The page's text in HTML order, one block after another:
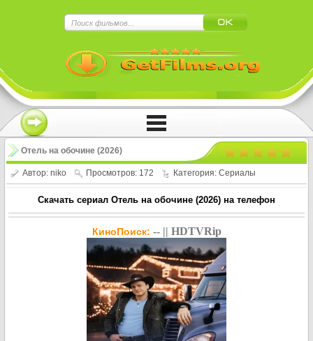
Отель на обочине (2026)
Автор: niko Просмотров: 172 Категория: Сериалы
Скачать сериал Отель на обочине (2026) на телефон
КиноПоиск: -- || HDTVRip
Нажмите на
!!!Если Вы с телефона сперва нажмите на
троеточие в правом верхнем углу!!!